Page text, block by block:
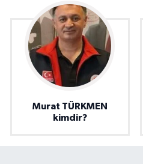
Murat TÜRKMEN
kimdir?